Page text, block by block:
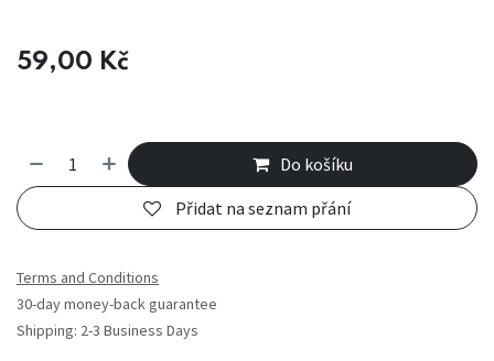
59,00 Kč
Do košíku
Přidat na seznam přání
Terms and Conditions
30-day money-back guarantee
Shipping: 2-3 Business Days